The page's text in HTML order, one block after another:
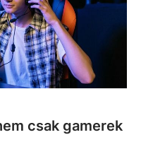
csak gamerek